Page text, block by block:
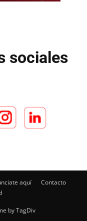
sociales
aquí
Contacto
by TagDiv